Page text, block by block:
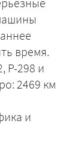
время.
Р-298 и
2469 км
и